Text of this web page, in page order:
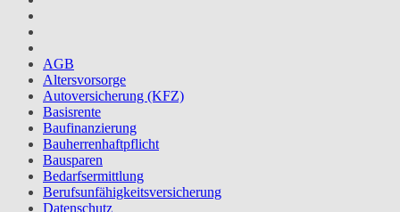
AGB
Altersvorsorge
Autoversicherung (KFZ)
Basisrente
Baufinanzierung
Bauherrenhaftpflicht
Bausparen
Bedarfsermittlung
Berufs­unfähigkeitsversicherung
Datenschutz